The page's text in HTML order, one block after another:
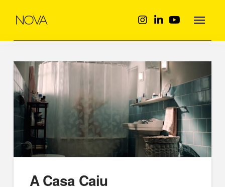
A Casa Caiu